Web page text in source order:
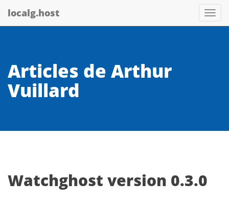
localg.host
Articles de Arthur
Vuillard
Watchghost version 0.3.0